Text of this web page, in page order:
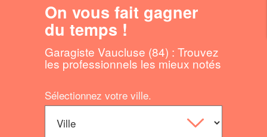
On vous fait gagner
du temps !
Garagiste Vaucluse (84) : Trouvez
les professionnels les mieux notés
Sélectionnez votre ville.